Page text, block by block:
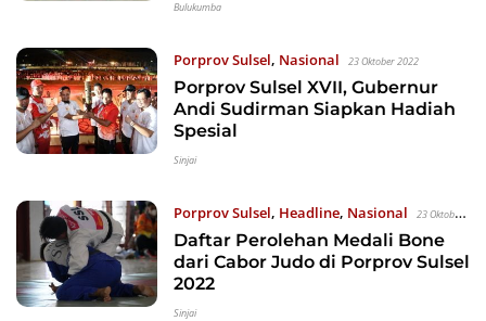
Bulukumba
Porprov Sulsel, Nasional 23 Oktober 2022
Porprov Sulsel XVII, Gubernur
Andi Sudirman Siapkan Hadiah
Spesial
Sinjai
Porprov Sulsel, Headline, Nasional
23 Oktober
2022
Daftar Perolehan Medali Bone
dari Cabor Judo di Porprov Sulsel
2022
Sinjai